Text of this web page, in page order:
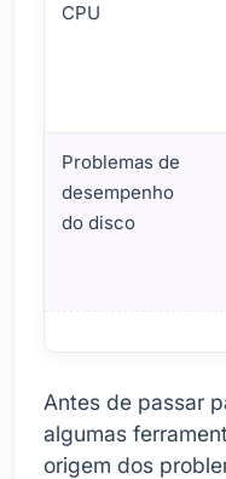
CPU
Problemas de
desempenho
do disco
Antes de passar
algumas
origem dos